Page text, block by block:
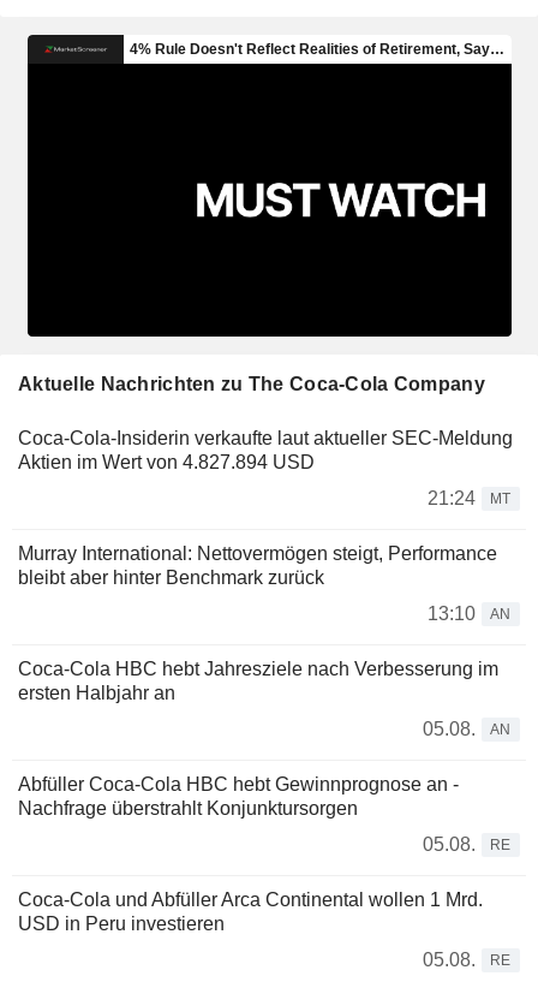
Aktuelle Nachrichten zu The Coca-Cola Company
Coca-Cola-Insiderin verkaufte laut aktueller SEC-Meldung
Aktien im Wert von 4.827.894 USD
21:24
MT
Murray International: Nettovermögen steigt, Performance
bleibt aber hinter Benchmark zurück
13:10
AN
Coca-Cola HBC hebt Jahresziele nach Verbesserung im
ersten Halbjahr an
05.08.
AN
Abfüller Coca-Cola HBC hebt Gewinnprognose an -
Nachfrage überstrahlt Konjunktursorgen
05.08.
RE
Coca-Cola und Abfüller Arca Continental wollen 1 Mrd.
USD in Peru investieren
05.08.
RE